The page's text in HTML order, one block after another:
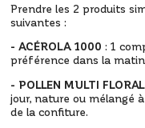
Prendre les 2 produits
suivantes :
- ACÉROLA 1000 : 1
préférence dans la
- POLLEN MULTI FLORAL
jour, nature ou mélangé
de la confiture.